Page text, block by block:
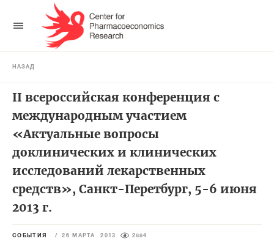
НАЗАД
II всероссийская конференция с
международным участием
«Актуальные вопросы
доклинических и клинических
исследований лекарственных
средств», Санкт-Перетбург, 5-6 июня
2013 г.
СОБЫТИЯ / 26 МАРТА 2013 2884